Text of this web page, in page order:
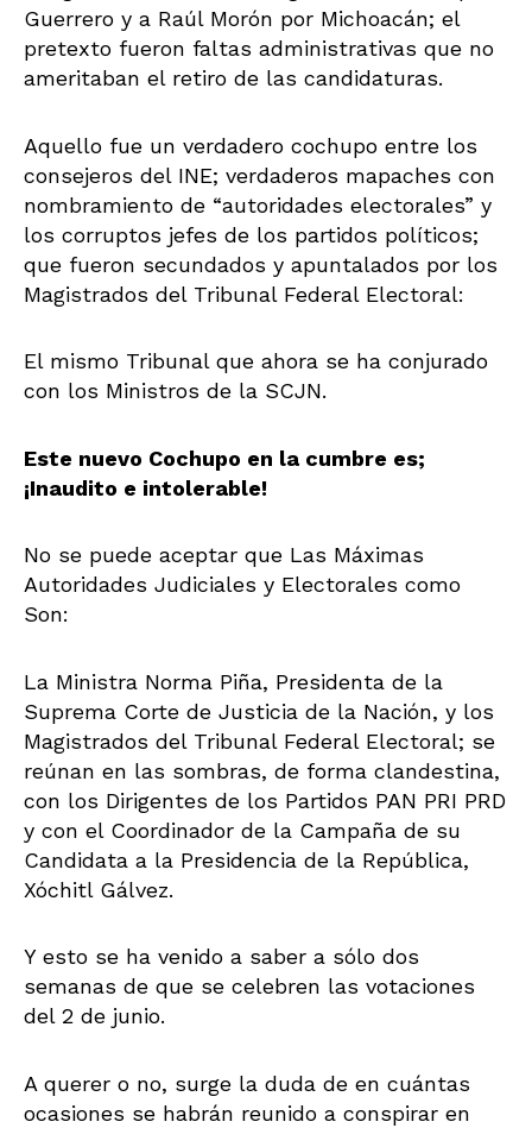
Guerrero y a Raúl Morón por Michoacán; el
pretexto fueron faltas administrativas que no
ameritaban el retiro de las candidaturas.
Aquello fue un verdadero cochupo entre los
consejeros del INE; verdaderos mapaches con
nombramiento de “autoridades electorales” y
los corruptos jefes de los partidos políticos;
que fueron secundados y apuntalados por los
Magistrados del Tribunal Federal Electoral:
El mismo Tribunal que ahora se ha conjurado
con los Ministros de la SCJN.
Este nuevo Cochupo en la cumbre es;
¡Inaudito e intolerable!
No se puede aceptar que Las Máximas
Autoridades Judiciales y Electorales como
Son:
La Ministra Norma Piña, Presidenta de la
Suprema Corte de Justicia de la Nación, y los
Magistrados del Tribunal Federal Electoral; se
reúnan en las sombras, de forma clandestina,
con los Dirigentes de los Partidos PAN PRI PRD
y con el Coordinador de la Campaña de su
Candidata a la Presidencia de la República,
Xóchitl Gálvez.
Y esto se ha venido a saber a sólo dos
semanas de que se celebren las votaciones
del 2 de junio.
A querer o no, surge la duda de en cuántas
ocasiones se habrán reunido a conspirar en